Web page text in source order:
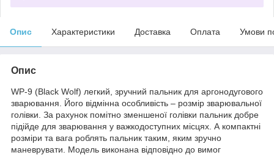
Опис Характеристики Доставка Оплата Умови
Опис
WP-9 (Black Wolf) легкий, зручний пальник для аргонодугового
зварювання. Його відмінна особливість – розмір зварювальної
голівки. За рахунок помітно зменшеної голівки пальник добре
підійде для зварювання у важкодоступних місцях. А компактні
розміри та вага роблять пальник таким, яким зручно
маневрувати. Модель виконана відповідно до вимог